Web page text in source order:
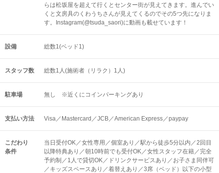
らは松坂屋を超えて行くとセンター街が見えてきます。進んでい
くと文房具のくわうちさんが見えてくるのでその5つ先になりま
す。Instagram(@tsuda_saori)に動画も載せています！
設備 総数1(ベッド1)
スタッフ数 総数1人(施術者（リラク）1人)
駐車場 無し ※近くにコインパーキングあり
支払い方法 Visa／Mastercard／JCB／American Express／paypay
こだわり
条件
当日受付OK／女性専用／個室あり／駅から徒歩5分以内／2回目
以降特典あり／朝10時前でも受付OK／女性スタッフ在籍／完全
予約制／1人で貸切OK／ドリンクサービスあり／お子さま同伴可
／キッズスペースあり／着替えあり／3席（ベッド）以下の小型